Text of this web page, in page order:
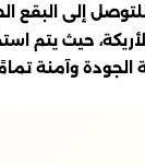
إلى البقع
حيث يتم
وآمنة